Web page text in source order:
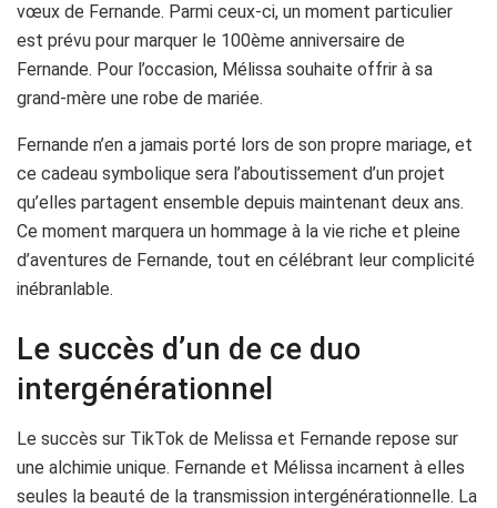
vœux de Fernande. Parmi ceux-ci, un moment particulier
est prévu pour marquer le 100ème anniversaire de
Fernande. Pour l’occasion, Mélissa souhaite offrir à sa
grand-mère une robe de mariée.
Fernande n’en a jamais porté lors de son propre mariage, et
ce cadeau symbolique sera l’aboutissement d’un projet
qu’elles partagent ensemble depuis maintenant deux ans.
Ce moment marquera un hommage à la vie riche et pleine
d’aventures de Fernande, tout en célébrant leur complicité
inébranlable.
Le succès d’un de ce duo
intergénérationnel
Le succès sur TikTok de Melissa et Fernande repose sur
une alchimie unique. Fernande et Mélissa incarnent à elles
seules la beauté de la transmission intergénérationnelle. La